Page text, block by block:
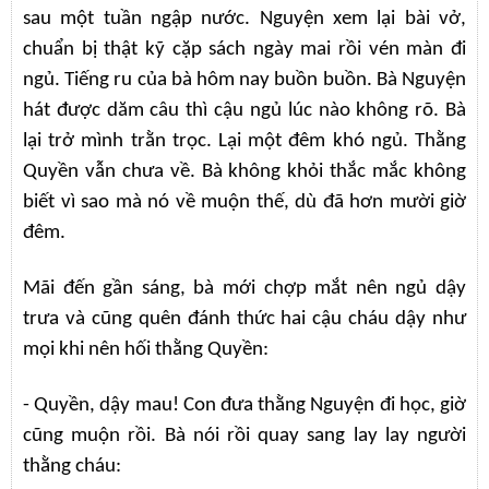
sau một tuần ngập nước. Nguyện xem lại bài vở,
chuẩn bị thật kỹ cặp sách ngày mai rồi vén màn đi
ngủ. Tiếng ru của bà hôm nay buồn buồn. Bà Nguyện
hát được dăm câu thì cậu ngủ lúc nào không rõ. Bà
lại trở mình trằn trọc. Lại một đêm khó ngủ. Thằng
Quyền vẫn chưa về. Bà không khỏi thắc mắc không
biết vì sao mà nó về muộn thế, dù đã hơn mười giờ
đêm.
Mãi đến gần sáng, bà mới chợp mắt nên ngủ dậy
trưa và cũng quên đánh thức hai cậu cháu dậy như
mọi khi nên hối thằng Quyền:
- Quyền, dậy mau! Con đưa thằng Nguyện đi học, giờ
cũng muộn rồi. Bà nói rồi quay sang lay lay người
thằng cháu: